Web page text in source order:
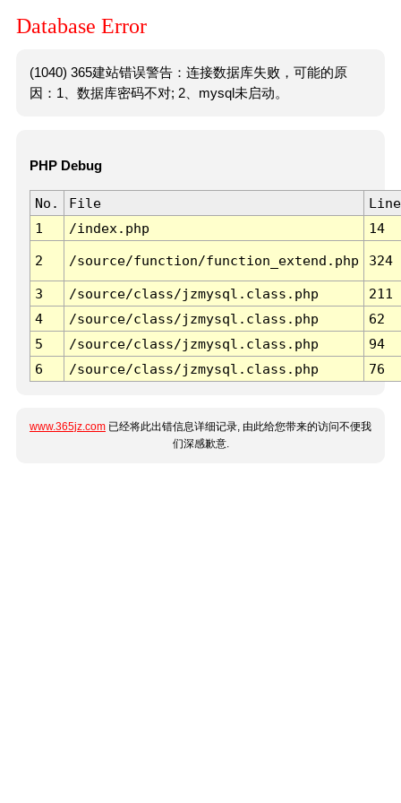
Database Error
(1040) 365建站错误警告：连接数据库失败，可能的原
因：1、数据库密码不对; 2、mysql未启动。
PHP Debug
No. File
Line
1
/index.php 14
2 /source/function/function_extend.php 324
3 /source/class/jzmysql.class.php
211
4
/source/class/jzmysql.class.php
62
5
/source/class/jzmysql.class.php
94
6
/source/class/jzmysql.class.php 76
www.365jz.com 已经将此出错信息详细记录, 由此给您带来的访问不便我
们深感歉意.